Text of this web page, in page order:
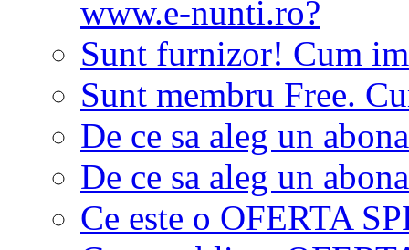
www.e-nunti.ro?
Sunt furnizor! Cum
Sunt membru Free.
De ce sa aleg un
De ce sa aleg un
Ce este o OFERTA